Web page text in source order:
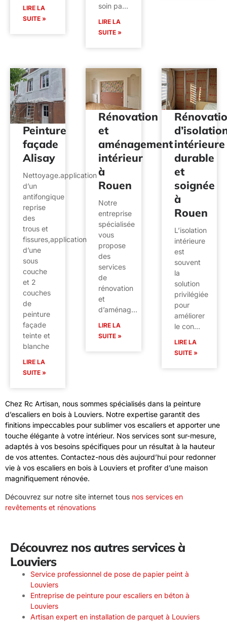
LIRE LA
SUITE »
soin pa…
LIRE LA
SUITE »
Peinture
façade
Alisay
Nettoyage.application
d’un
antifongique
reprise
des
trous et
fissures,application
d’une
sous
couche
et 2
couches
de
peinture
façade
teinte et
blanche
LIRE LA
SUITE »
Rénovation
et
aménagement
intérieur
à
Rouen
Notre
entreprise
spécialisée
vous
propose
des
services
de
rénovation
et
d’aménag…
LIRE LA
SUITE »
intérieure
durable
et
soignée
à
Rouen
L’isolation
intérieure
est
souvent
la
solution
privilégiée
pour
améliorer
le con…
LIRE LA
SUITE »
Chez Rc Artisan, nous sommes spécialisés dans la peinture
d’escaliers en bois à Louviers. Notre expertise garantit des
finitions impeccables pour sublimer vos escaliers et apporter une
touche élégante à votre intérieur. Nos services sont sur-mesure,
adaptés à vos besoins spécifiques pour un résultat à la hauteur
de vos attentes. Contactez-nous dès aujourd’hui pour redonner
vie à vos escaliers en bois à Louviers et profiter d’une maison
magnifiquement rénovée.
Découvrez sur notre site internet tous nos services en
revêtements et rénovations
Découvrez nos autres services à
Louviers
Service professionnel de pose de papier peint à
Louviers
Entreprise de peinture pour escaliers en béton à
Louviers
Artisan expert en installation de parquet à Louviers